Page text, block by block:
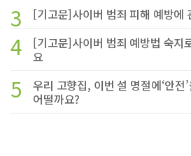
3 [기고문]사이버 범죄 피해 예방에
4
[기고문]사이버 범죄 예방법 숙지
요
5
우리 고향집, 이번 설 명절에‘안전
어떨까요?